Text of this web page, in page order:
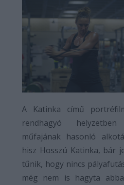
A Katinka című
rendhagyó
műfajának hasonló
hisz Hosszú Katinka, bár
tűnik, hogy nincs
még nem is hagyta